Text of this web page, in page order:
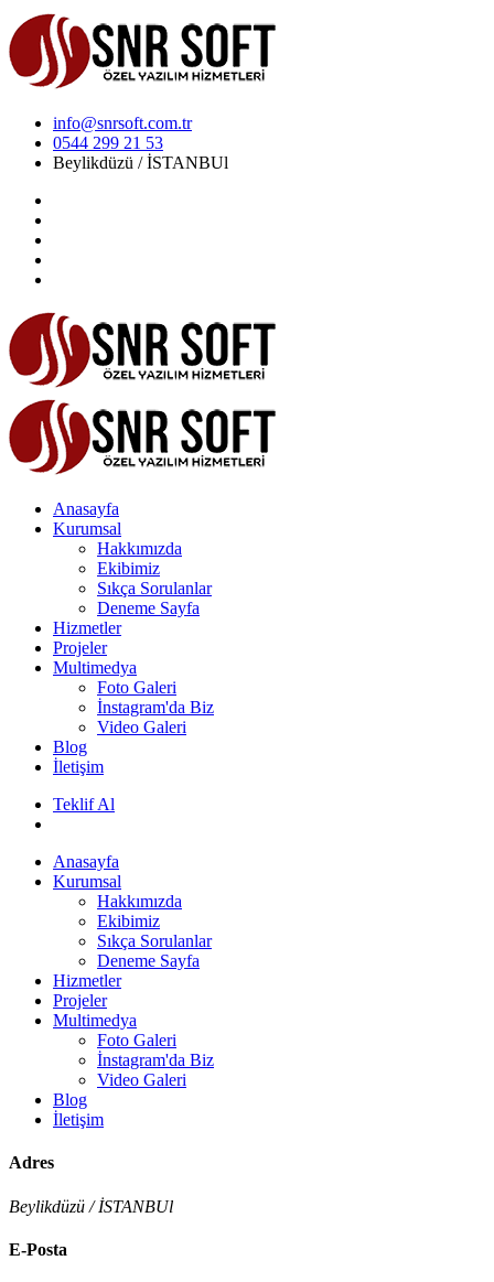
info@snrsoft.com.tr
0544 299 21 53
Beylikdüzü / İSTANBUl
Anasayfa
Kurumsal
Hakkımızda
Ekibimiz
Sıkça Sorulanlar
Deneme Sayfa
Hizmetler
Projeler
Multimedya
Foto Galeri
İnstagram'da Biz
Video Galeri
Blog
İletişim
Teklif Al
Anasayfa
Kurumsal
Hakkımızda
Ekibimiz
Sıkça Sorulanlar
Deneme Sayfa
Hizmetler
Projeler
Multimedya
Foto Galeri
İnstagram'da Biz
Video Galeri
Blog
İletişim
Adres
Beylikdüzü / İSTANBUl
E-Posta